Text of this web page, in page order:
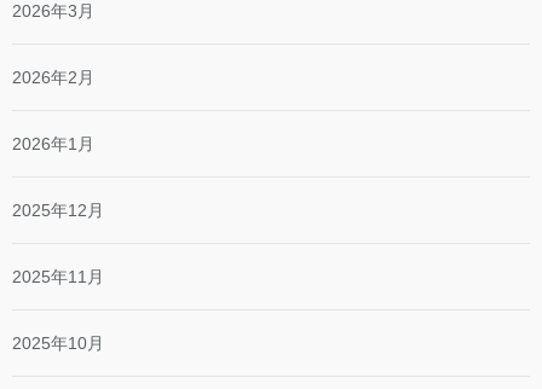
2026年3月
2026年2月
2026年1月
2025年12月
2025年11月
2025年10月